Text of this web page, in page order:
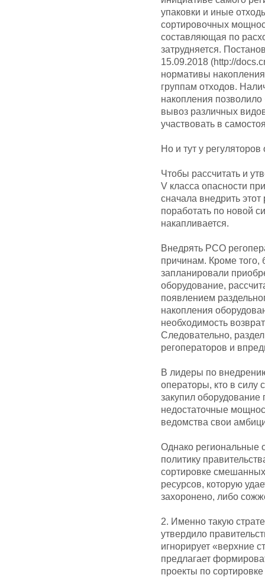
упаковки и иные
сортировочных
составляющая по
затрудняется.
15.09.2018 (http://
нормативы
группам отходов.
накопления
вывоз различных
участвовать в
Но и тут у
Чтобы рассчитать и
V класса опасности
сначала внедрить
поработать по новой
накапливается.
Внедрять РСО
причинам. Кроме того,
запланировали
оборудование,
появлением
накопления
необходимость
Следовательно,
регоператоров и
В лидеры по
операторы, кто в силу
закупил оборудование
недостаточные
ведомства свои
Однако региональные
политику
сортировке
ресурсов, которую
захоронено, либо
2. Именно такую
утвердило
игнорирует «верхние
предлагает
проекты по